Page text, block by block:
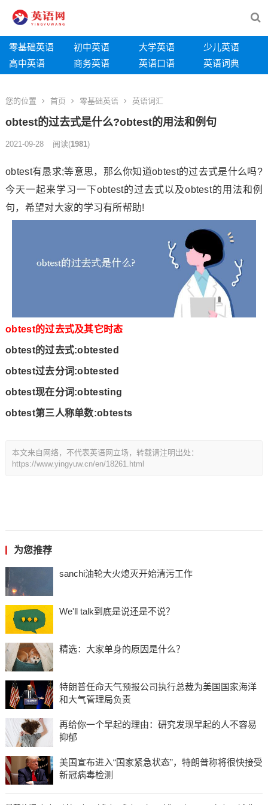
零基础英语 初中英语 大学英语
少儿英语
高中英语
商务英语 英语口语 英语词典
您的位置 首页 零基础英语 英语词汇
obtest的过去式是什么?obtest的用法和例句
2021-09-28 阅读(1981)
obtest有恳求;等意思，那么你知道obtest的过去式是什么吗?
今天一起来学习一下obtest的过去式以及obtest的用法和例
句，希望对大家的学习有所帮助!
obtest的过去式及其它时态
obtest的过去式:obtested
obtest过去分词:obtested
obtest现在分词:obtesting
obtest第三人称单数:obtests
本文来自网络，不代表英语网立场，转载请注明出处：
https://www.yingyuw.cn/en/18261.html
为您推荐
sanchi油轮大火熄灭开始清污工作
We'll talk到底是说还是不说？
精选：大家单身的原因是什么？
特朗普任命天气预报公司执行总裁为美国国家海洋
和大气管理局负责
再给你一个早起的理由：研究发现早起的人不容易
抑郁
美国宣布进入“国家紧急状态”，特朗普称将很快接受
新冠病毒检测